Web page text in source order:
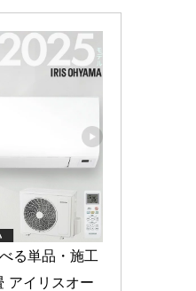
る単品・施工
アイリスオー